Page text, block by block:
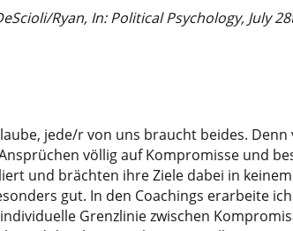
Ryan, In: Political Psychology, July
jede/r von uns braucht beides.
völlig auf Kompromisse und
und brächten ihre Ziele dabei in
gut. In den Coachings erarbeite
Grenzlinie zwischen